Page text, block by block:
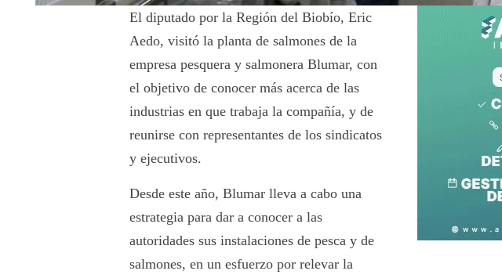
El diputado por la Región del Biobío, Eric
Aedo, visitó la planta de salmones de la
empresa pesquera y salmonera Blumar, con
el objetivo de conocer más acerca de las
industrias en que trabaja la compañía, y de
reunirse con representantes de los sindicatos
y ejecutivos.
Desde este año, Blumar lleva a cabo una
estrategia para dar a conocer a las
autoridades sus instalaciones de pesca y de
salmones, en un esfuerzo por relevar la